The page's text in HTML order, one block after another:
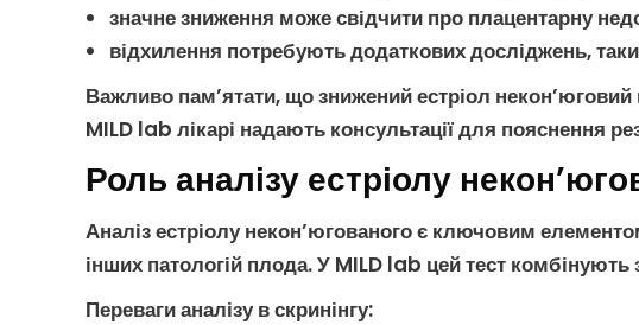
значне зниження може свідчити про плацентарну
відхилення потребують додаткових досліджень,
Важливо пам’ятати, щознижений естріол некон’юговий
MILD lab лікарі надають консультації для пояснення
Роль аналізу естріолу
Аналіз естріолу некон’югованогоє ключовим
інших патологій плода. У MILD lab цей тест
Переваги аналізу в скринінгу: